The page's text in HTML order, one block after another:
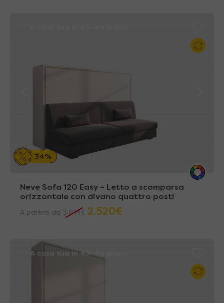
34%
Neve Sofa 120 Easy – Letto a scomparsa
orizzontale con divano quattro posti
A partire da 3.814€ 2.520€
A casa tua in 43~49 giorni